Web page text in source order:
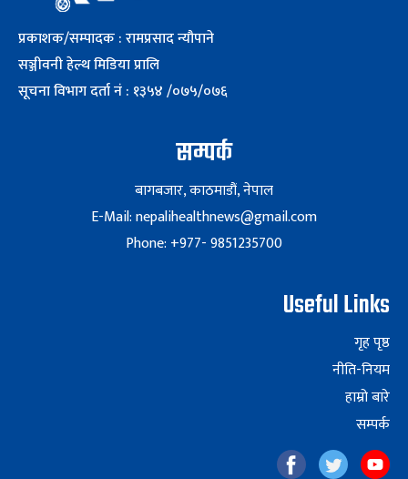
प्रकाशक/सम्पादक : रामप्रसाद न्यौपाने
सञ्जीवनी हेल्थ मिडिया प्रालि
सूचना विभाग दर्ता नं : १३५४ /०७५/०७६
सम्पर्क
बागबजार, काठमाडौं, नेपाल
E-Mail: nepalihealthnews@gmail.com
Phone: +977- 9851235700
Useful Links
गृह पृष्ठ
नीति-नियम
हाम्रो बारे
सम्पर्क